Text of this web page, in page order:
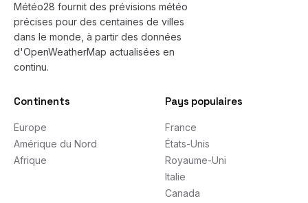
Météo28 fournit des prévisions météo
précises pour des centaines de villes
dans le monde, à partir des données
d'OpenWeatherMap actualisées en
continu.
Continents
Europe
Amérique du Nord
Afrique
Pays populaires
France
États-Unis
Royaume-Uni
Italie
Canada